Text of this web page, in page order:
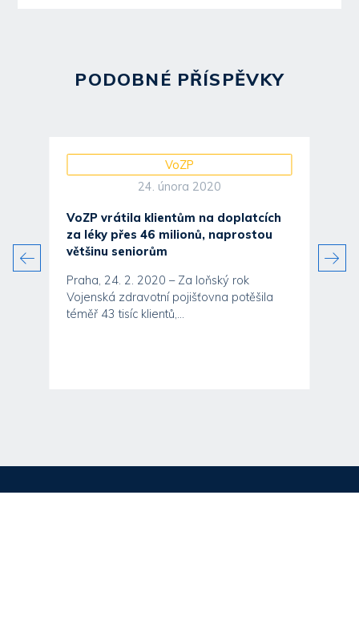
PODOBNÉ PŘÍSPĚVKY
VoZP
24. února 2020
VoZP vrátila klientům na doplatcích
za léky přes 46 milionů, naprostou
většinu seniorům
Praha, 24. 2. 2020 – Za loňský rok
Vojenská zdravotní pojišťovna potěšila
téměř 43 tisíc klientů,...